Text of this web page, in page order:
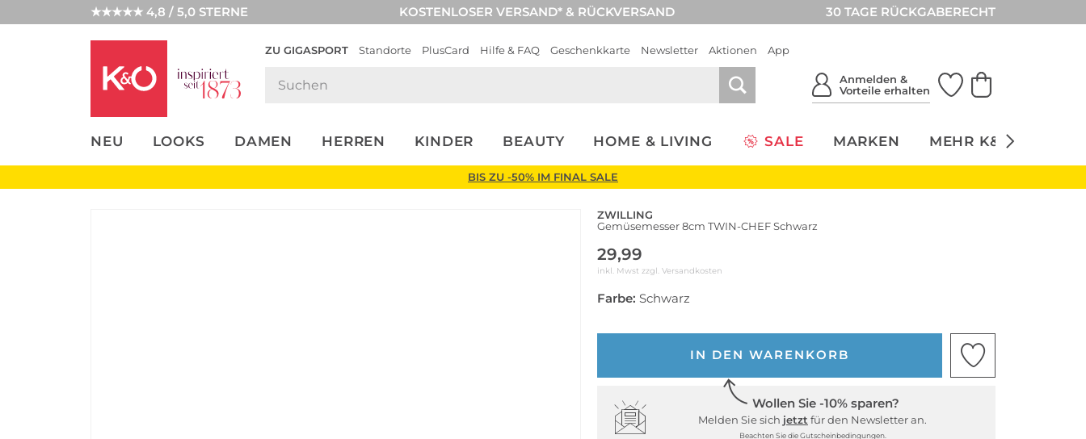
★★★★★ 4,8 / 5,0 STERNE KOSTENLOSER VERSAND* & RÜCKVERSAND 30 TAGE RÜCKGABERECHT
ZU GIGASPORT Standorte PlusCard Hilfe & FAQ Geschenkkarte Newsletter Aktionen App
Anmelden &
Vorteile erhalten
NEU LOOKS DAMEN HERREN KINDER BEAUTY HOME & LIVING SALE MARKEN MEHR K&Ö
UNSERE APP
CLICK &
BIS ZU -50% IM FINAL SALE
ZWILLING
Gemüsemesser 8cm TWIN-CHEF Schwarz
29,99
inkl. Mwst zzgl. Versandkosten
Farbe: Schwarz
IN DEN WARENKORB
Wollen Sie -10% sparen?
Melden Sie sich jetzt für den Newsletter an.
Beachten Sie die Gutscheinbedingungen.